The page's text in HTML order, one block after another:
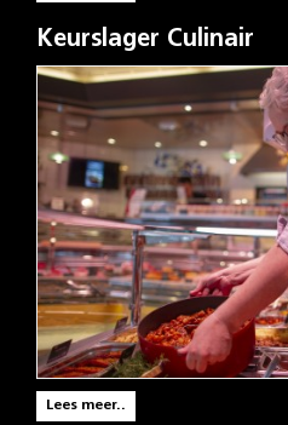
Keurslager Culinair
Lees meer..